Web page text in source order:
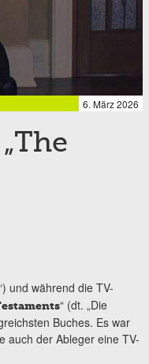
6. März 2026
und während die TV-
“ (dt. „Die
Buches. Es war
auch der Ableger eine TV-